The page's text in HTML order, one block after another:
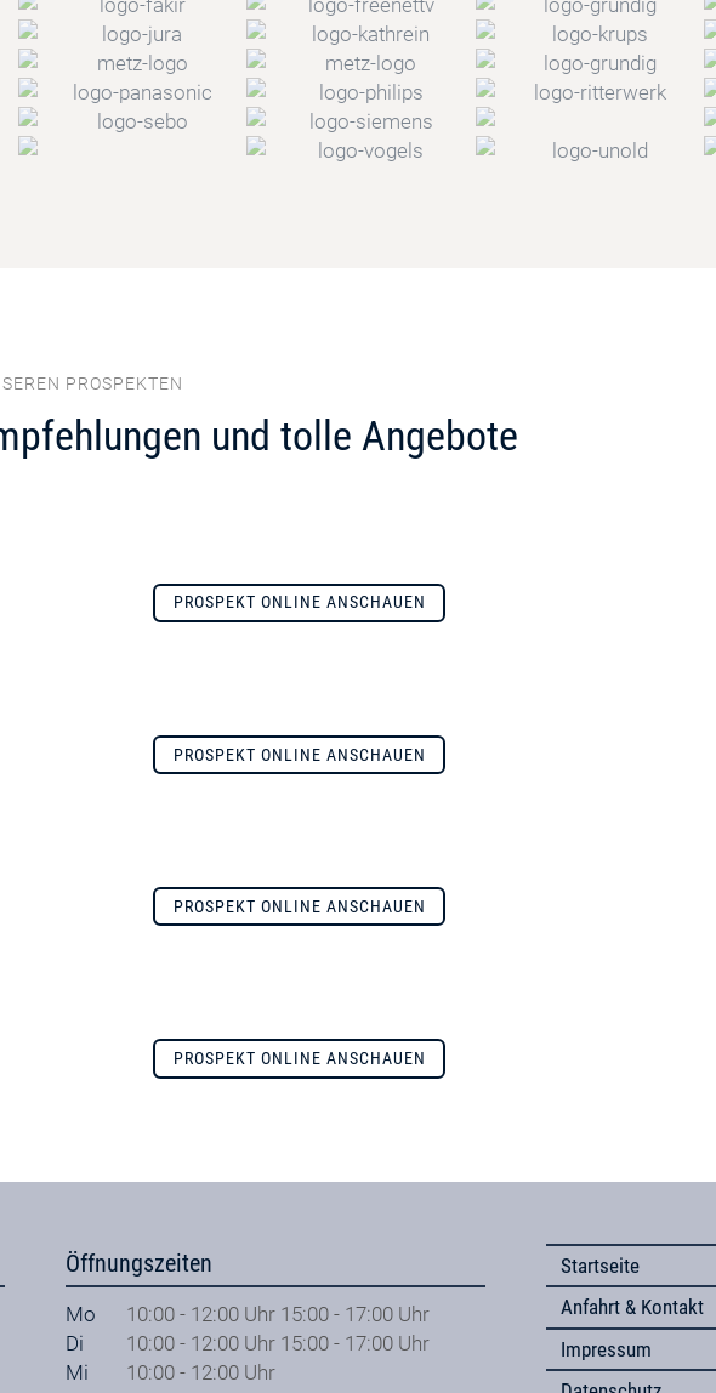
PROSPEKTEN
und tolle Angebote
PROSPEKT ONLINE ANSCHAUEN
PROSPEKT ONLINE ANSCHAUEN
PROSPEKT ONLINE ANSCHAUEN
PROSPEKT ONLINE ANSCHAUEN
Öffnungszeiten
Mo
10:00 - 12:00 Uhr 15:00 - 17:00 Uhr
Di
10:00 - 12:00 Uhr 15:00 - 17:00 Uhr
Mi
10:00 - 12:00 Uhr
Startseite
Anfahrt & Kontakt
Impressum